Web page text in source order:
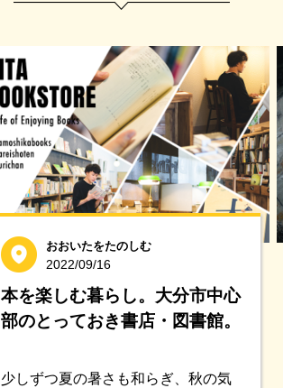
おおいたをたのしむ
2022/09/16
本を楽しむ暮らし。大分市中心
部のとっておき書店・図書館。
少しずつ夏の暑さも和らぎ、秋の気